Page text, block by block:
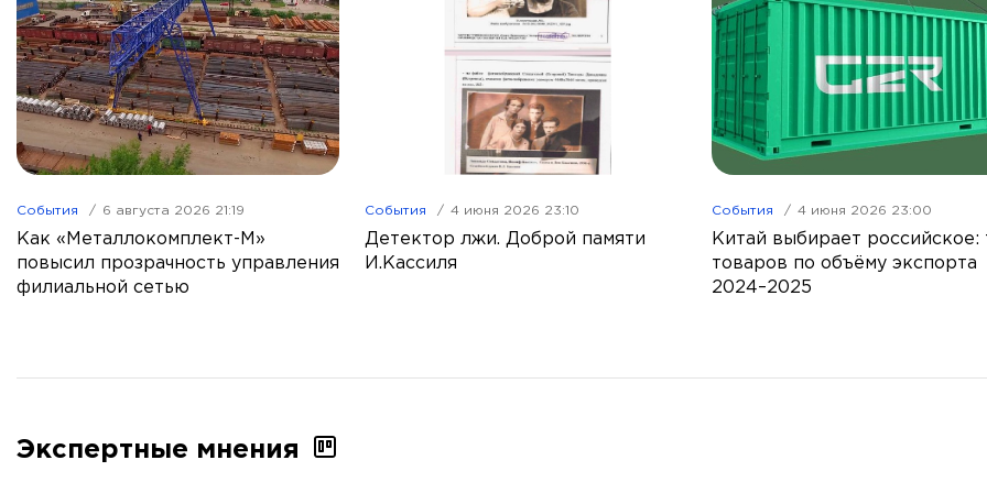
События 6 августа 2026 21:19
Как «Металлокомплект-М»
повысил прозрачность управления
филиальной сетью
События 4 июня 2026 23:10
Детектор лжи. Доброй памяти
И.Кассиля
События 4 июня 2026 23:00
Китай выбирает российское:
товаров по объёму экспорта
2024–2025
Экспертные мнения